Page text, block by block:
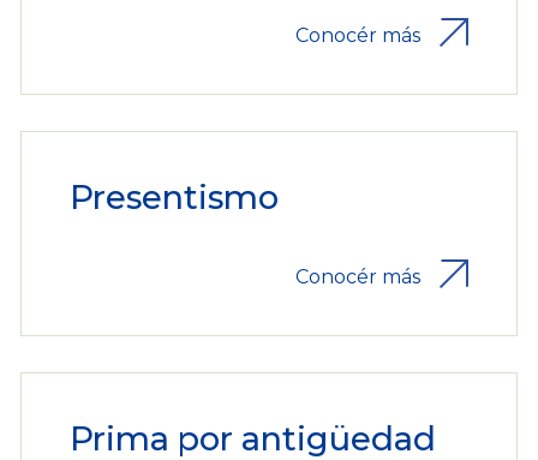
Conocér más
Presentismo
Conocér más
Prima por antigüedad